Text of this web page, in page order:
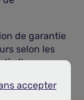
de garantie
selon les
d'une
accepter
accepter